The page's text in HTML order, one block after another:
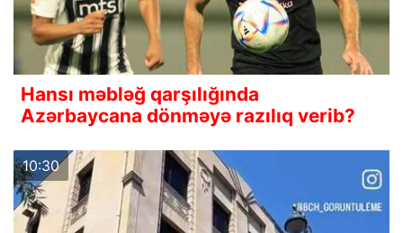
Hansı məbləğ qarşılığında
Azərbaycana dönməyə razılıq verib?
10:30